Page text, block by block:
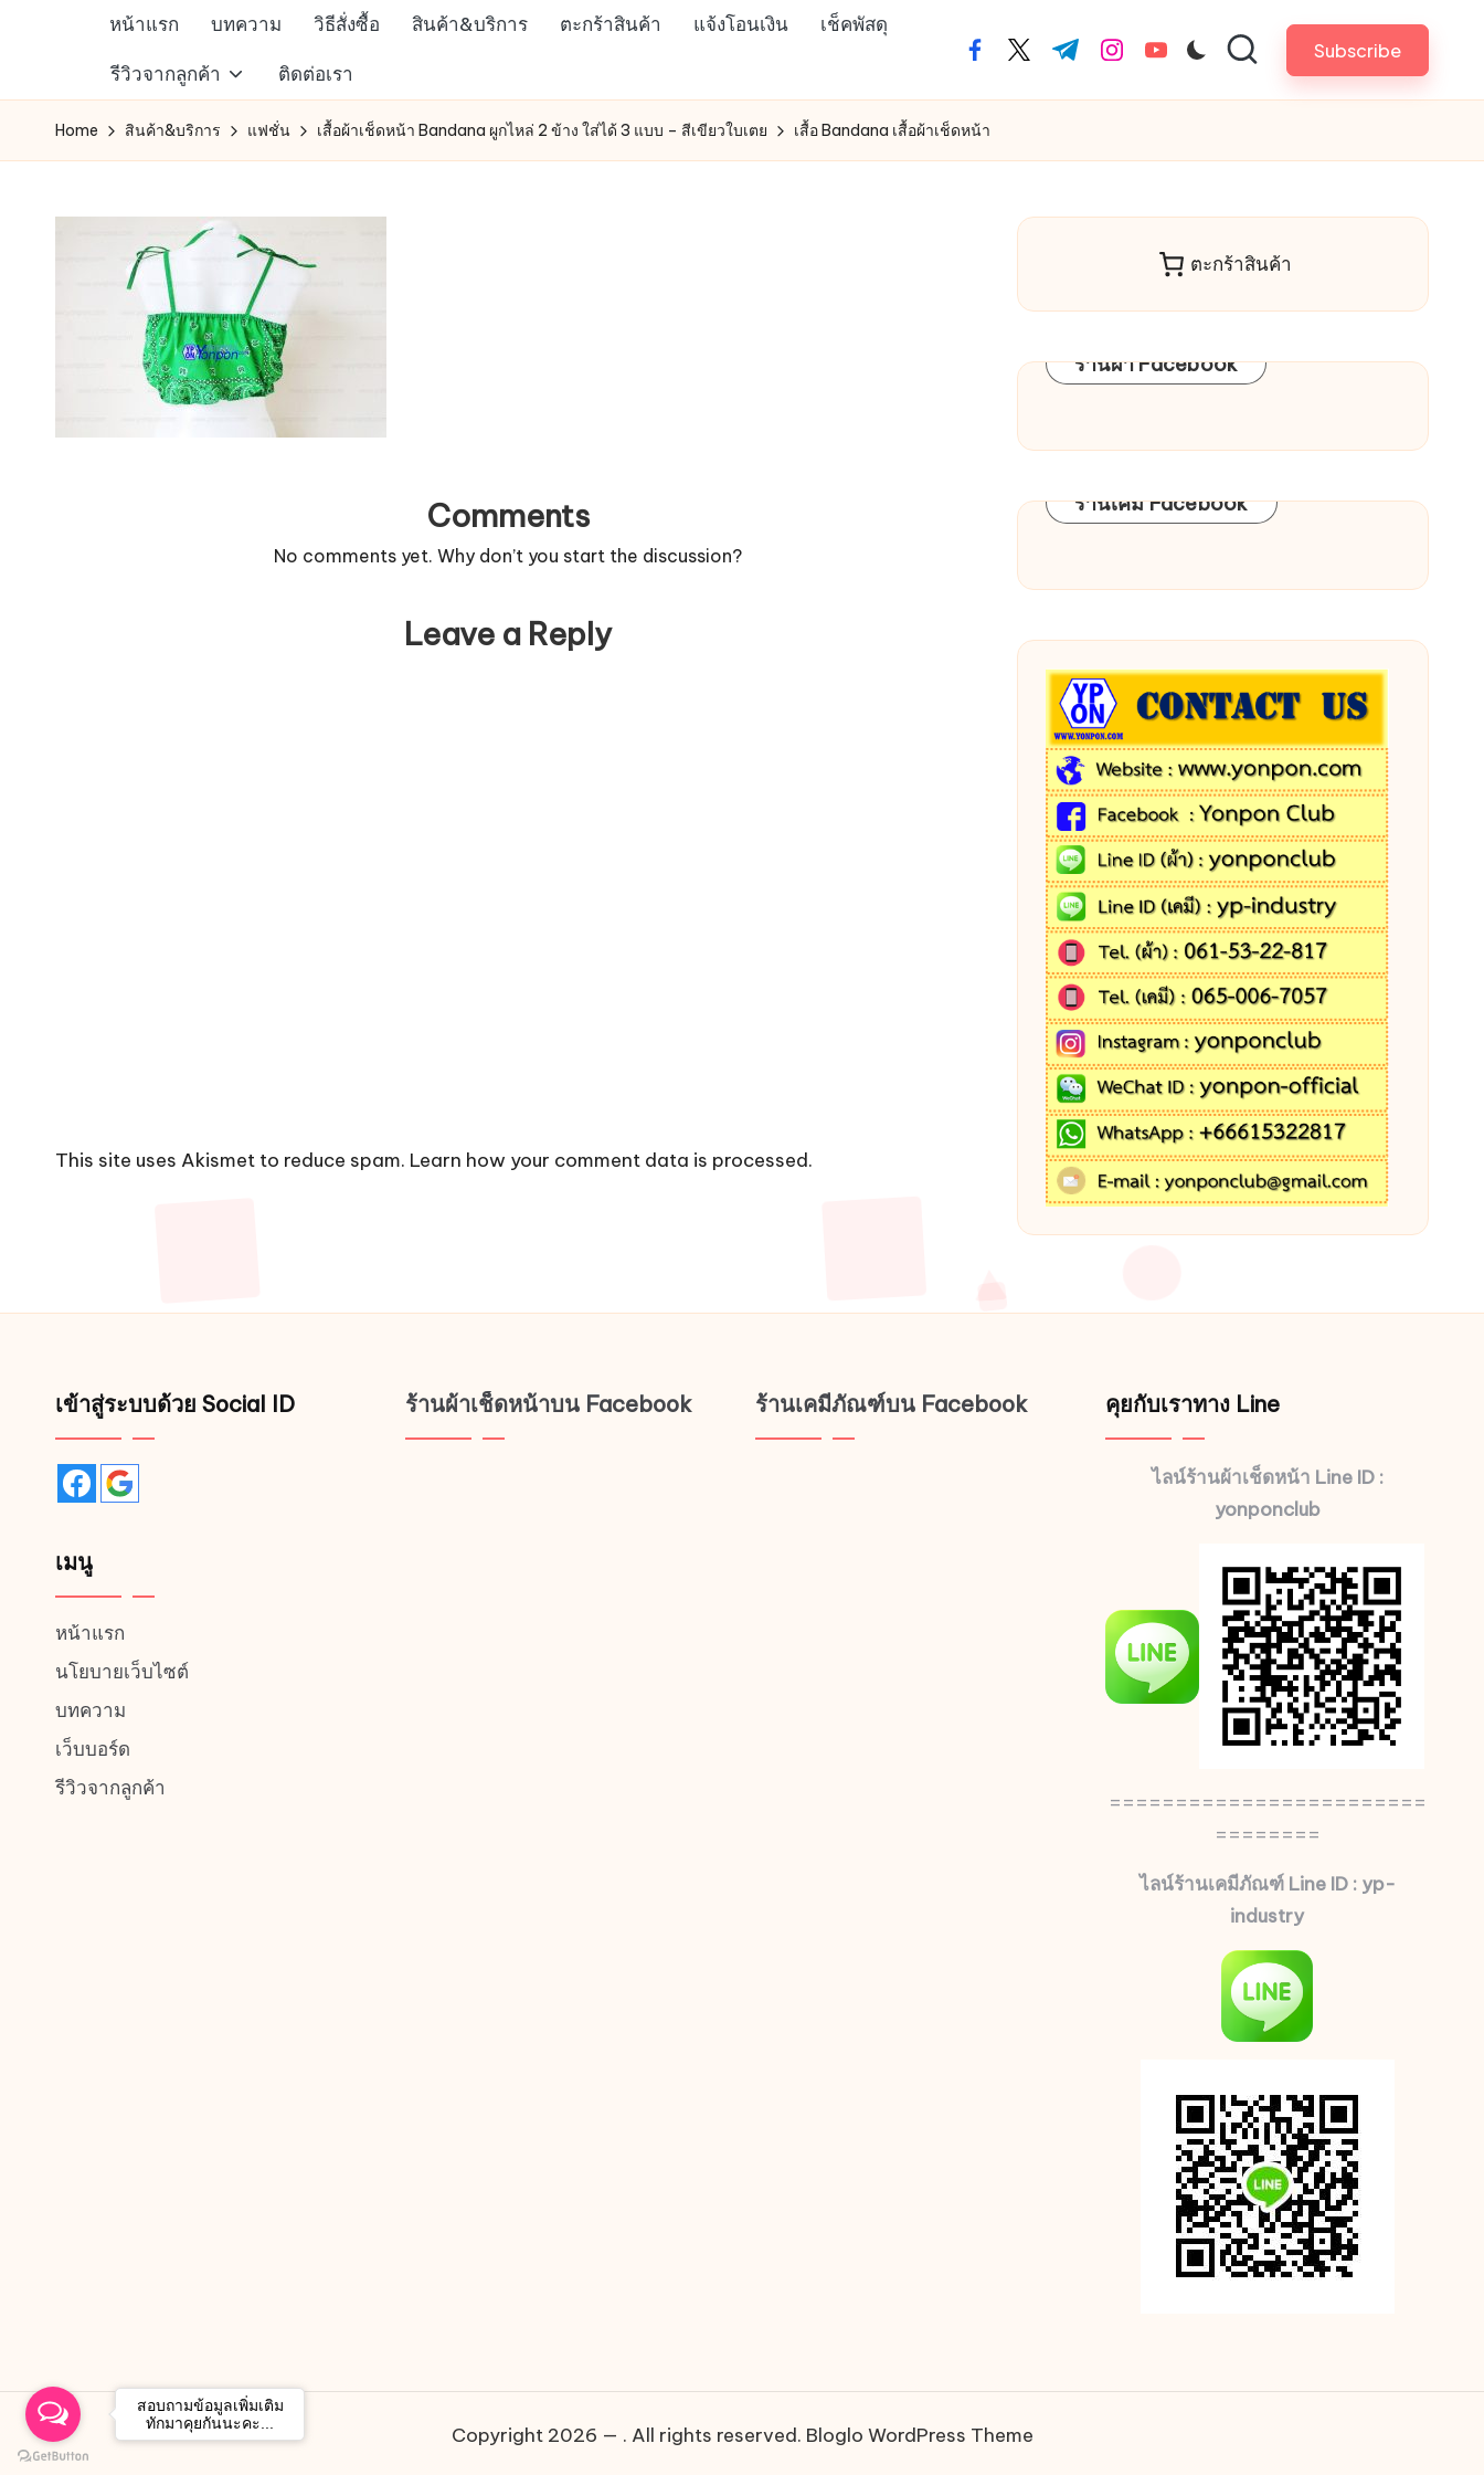
content
สรรพ
สินค้า
ออนไลน์
หน้าแรก บทความ วิธีสั่งซื้อ สินค้า&บริการ ตะกร้าสินค้า แจ้งโอนเงิน เช็คพัสดุ
รีวิวจากลูกค้า ติดต่อเรา
facebook.com
twitter.com
t.me instagram.com
youtube.com Subscribe
Home สินค้า&บริการ แฟชั่น เสื้อผ้าเช็ดหน้า Bandana ผูกไหล่ 2 ข้าง ใส่ได้ 3 แบบ – สีเขียวใบเตย เสื้อ Bandana เสื้อผ้าเช็ดหน้า
Comments
No comments yet. Why don’t you start the discussion?
Leave a Reply
This site uses Akismet to reduce spam. Learn how your comment data is processed.
ตะกร้าสินค้า
ร้านผ้า Facebook
ร้านเคมี Facebook
เข้าสู่ระบบด้วย Social ID
เมนู
หน้าแรก
นโยบายเว็บไซต์
บทความ
เว็บบอร์ด
รีวิวจากลูกค้า
ร้านผ้าเช็ดหน้าบน Facebook ร้านเคมีภัณฑ์บน Facebook คุยกับเราทาง Line
ไลน์ร้านผ้าเช็ดหน้า Line ID :
yonponclub
========================
========
ไลน์ร้านเคมีภัณฑ์ Line ID : yp-
industry
Copyright 2026 — . All rights reserved. Bloglo WordPress Theme
สอบถามข้อมูลเพิ่มเติม
ทักมาคุยกันนะคะ...